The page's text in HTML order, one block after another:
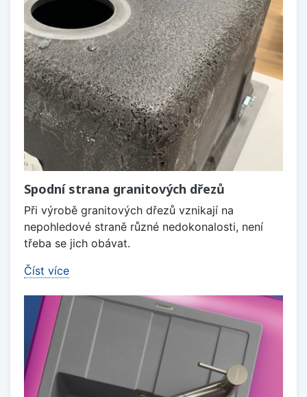
Spodní strana granitových dřezů
Při výrobě granitových dřezů vznikají na
nepohledové straně různé nedokonalosti, není
třeba se jich obávat.
Číst více